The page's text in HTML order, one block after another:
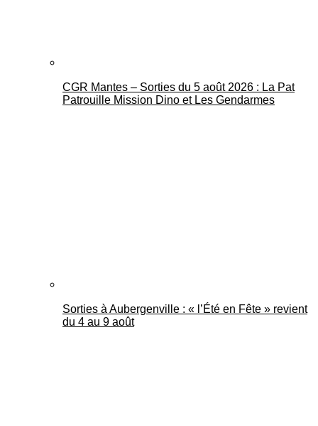
CGR Mantes – Sorties du 5 août 2026 : La Pat
Patrouille Mission Dino et Les Gendarmes
Sorties à Aubergenville : « l’Été en Fête » revient
du 4 au 9 août